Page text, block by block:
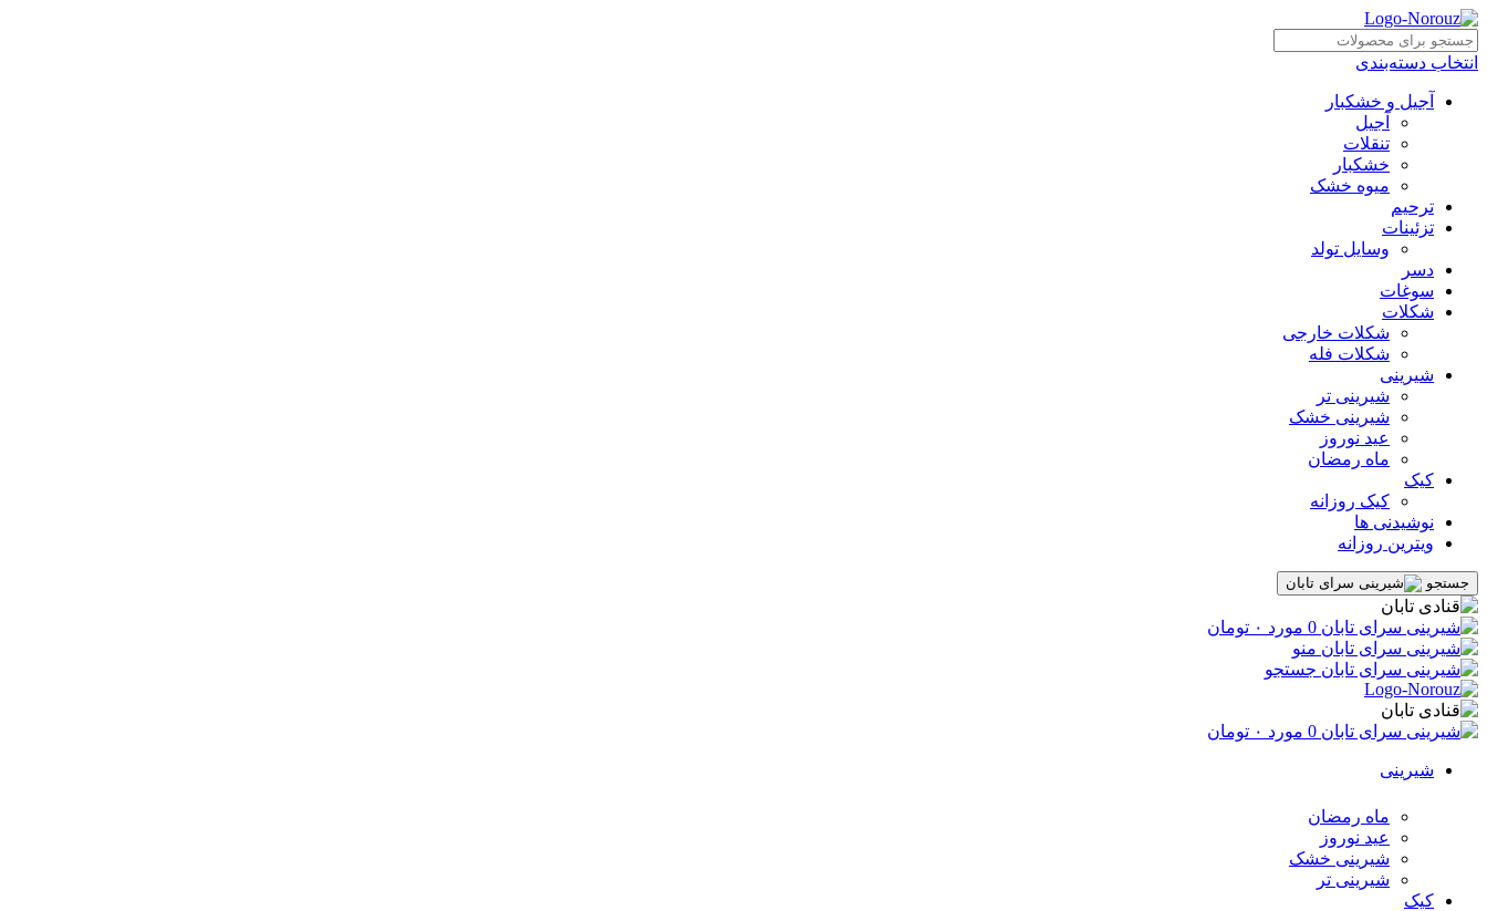
انتخاب دسته‌بندی
آجیل و خشکبار
آجیل
تنقلات
خشکبار
میوه خشک
ترحیم
تزئینات
وسایل تولد
دسر
سوغات
شکلات
شکلات خارجی
شکلات فله
شیرینی
شیرینی تر
شیرینی خشک
عید نوروز
ماه رمضان
کیک
کیک روزانه
نوشیدنی ها
ویترین روزانه
جستجو
0 مورد ۰ تومان
منو
جستجو
0 مورد ۰ تومان
شیرینی
ماه رمضان
عید نوروز
شیرینی خشک
شیرینی تر
کیک